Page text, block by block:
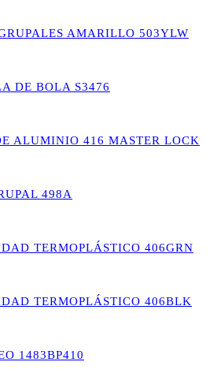
AMARILLO 503YLW
DE BOLA S3476
ALUMINIO 416 MASTER LOCK
498A
TERMOPLÁSTICO 406GRN
TERMOPLÁSTICO 406BLK
1483BP410